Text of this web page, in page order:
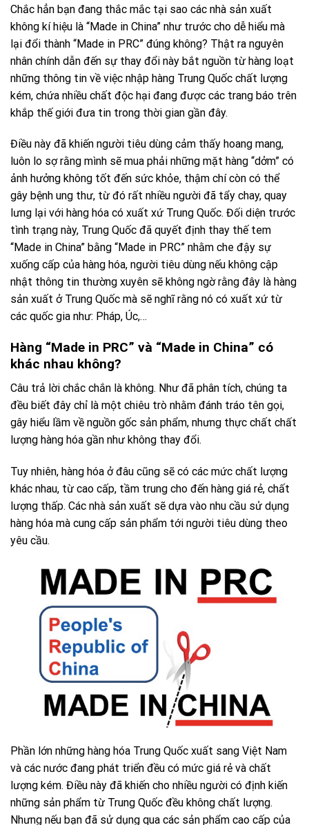
Chắc hẳn bạn đang thắc mắc tại sao các nhà sản xuất
không kí hiệu là “Made in China” như trước cho dễ hiểu mà
lại đổi thành “Made in PRC” đúng không? Thật ra nguyên
nhân chính dẫn đến sự thay đổi này bắt nguồn từ hàng loạt
những thông tin về việc nhập hàng Trung Quốc chất lượng
kém, chứa nhiều chất độc hại đang được các trang báo trên
khắp thế giới đưa tin trong thời gian gần đây.
Điều này đã khiến người tiêu dùng cảm thấy hoang mang,
luôn lo sợ rằng mình sẽ mua phải những mặt hàng “dởm” có
ảnh hưởng không tốt đến sức khỏe, thậm chí còn có thể
gây bệnh ung thư, từ đó rất nhiều người đã tẩy chay, quay
lưng lại với hàng hóa có xuất xứ Trung Quốc. Đối diện trước
tình trạng này, Trung Quốc đã quyết định thay thế tem
“Made in China” bằng “Made in PRC” nhằm che đậy sự
xuống cấp của hàng hóa, người tiêu dùng nếu không cập
nhật thông tin thường xuyên sẽ không ngờ rằng đây là hàng
sản xuất ở Trung Quốc mà sẽ nghĩ rằng nó có xuất xứ từ
các quốc gia như: Pháp, Úc,…
Hàng “Made in PRC” và “Made in China” có
khác nhau không?
Câu trả lời chắc chắn là không. Như đã phân tích, chúng ta
đều biết đây chỉ là một chiêu trò nhằm đánh tráo tên gọi,
gây hiểu lầm về nguồn gốc sản phẩm, nhưng thực chất chất
lượng hàng hóa gần như không thay đổi.
Tuy nhiên, hàng hóa ở đâu cũng sẽ có các mức chất lượng
khác nhau, từ cao cấp, tầm trung cho đến hàng giá rẻ, chất
lượng thấp. Các nhà sản xuất sẽ dựa vào nhu cầu sử dụng
hàng hóa mà cung cấp sản phẩm tới người tiêu dùng theo
yêu cầu.
Phần lớn những hàng hóa Trung Quốc xuất sang Việt Nam
và các nước đang phát triển đều có mức giá rẻ và chất
lượng kém. Điều này đã khiến cho nhiều người có định kiến
những sản phẩm từ Trung Quốc đều không chất lượng.
Nhưng nếu bạn đã sử dụng qua các sản phẩm cao cấp của